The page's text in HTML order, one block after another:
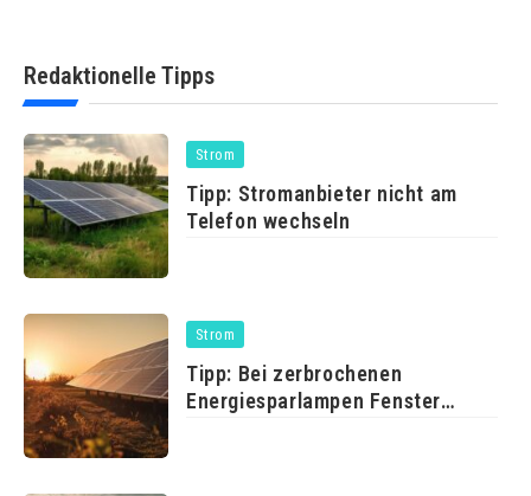
Redaktionelle Tipps
Strom
Tipp: Stromanbieter nicht am
Telefon wechseln
Strom
Tipp: Bei zerbrochenen
Energiesparlampen Fenster